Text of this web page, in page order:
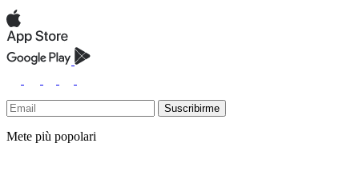
Suscribirme
Mete più popolari